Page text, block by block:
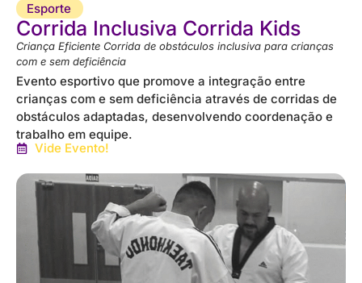
Esporte
Corrida Inclusiva Corrida Kids
Criança Eficiente Corrida de obstáculos inclusiva para crianças
com e sem deficiência
Evento esportivo que promove a integração entre
crianças com e sem deficiência através de corridas de
obstáculos adaptadas, desenvolvendo coordenação e
trabalho em equipe.
Vide Evento!